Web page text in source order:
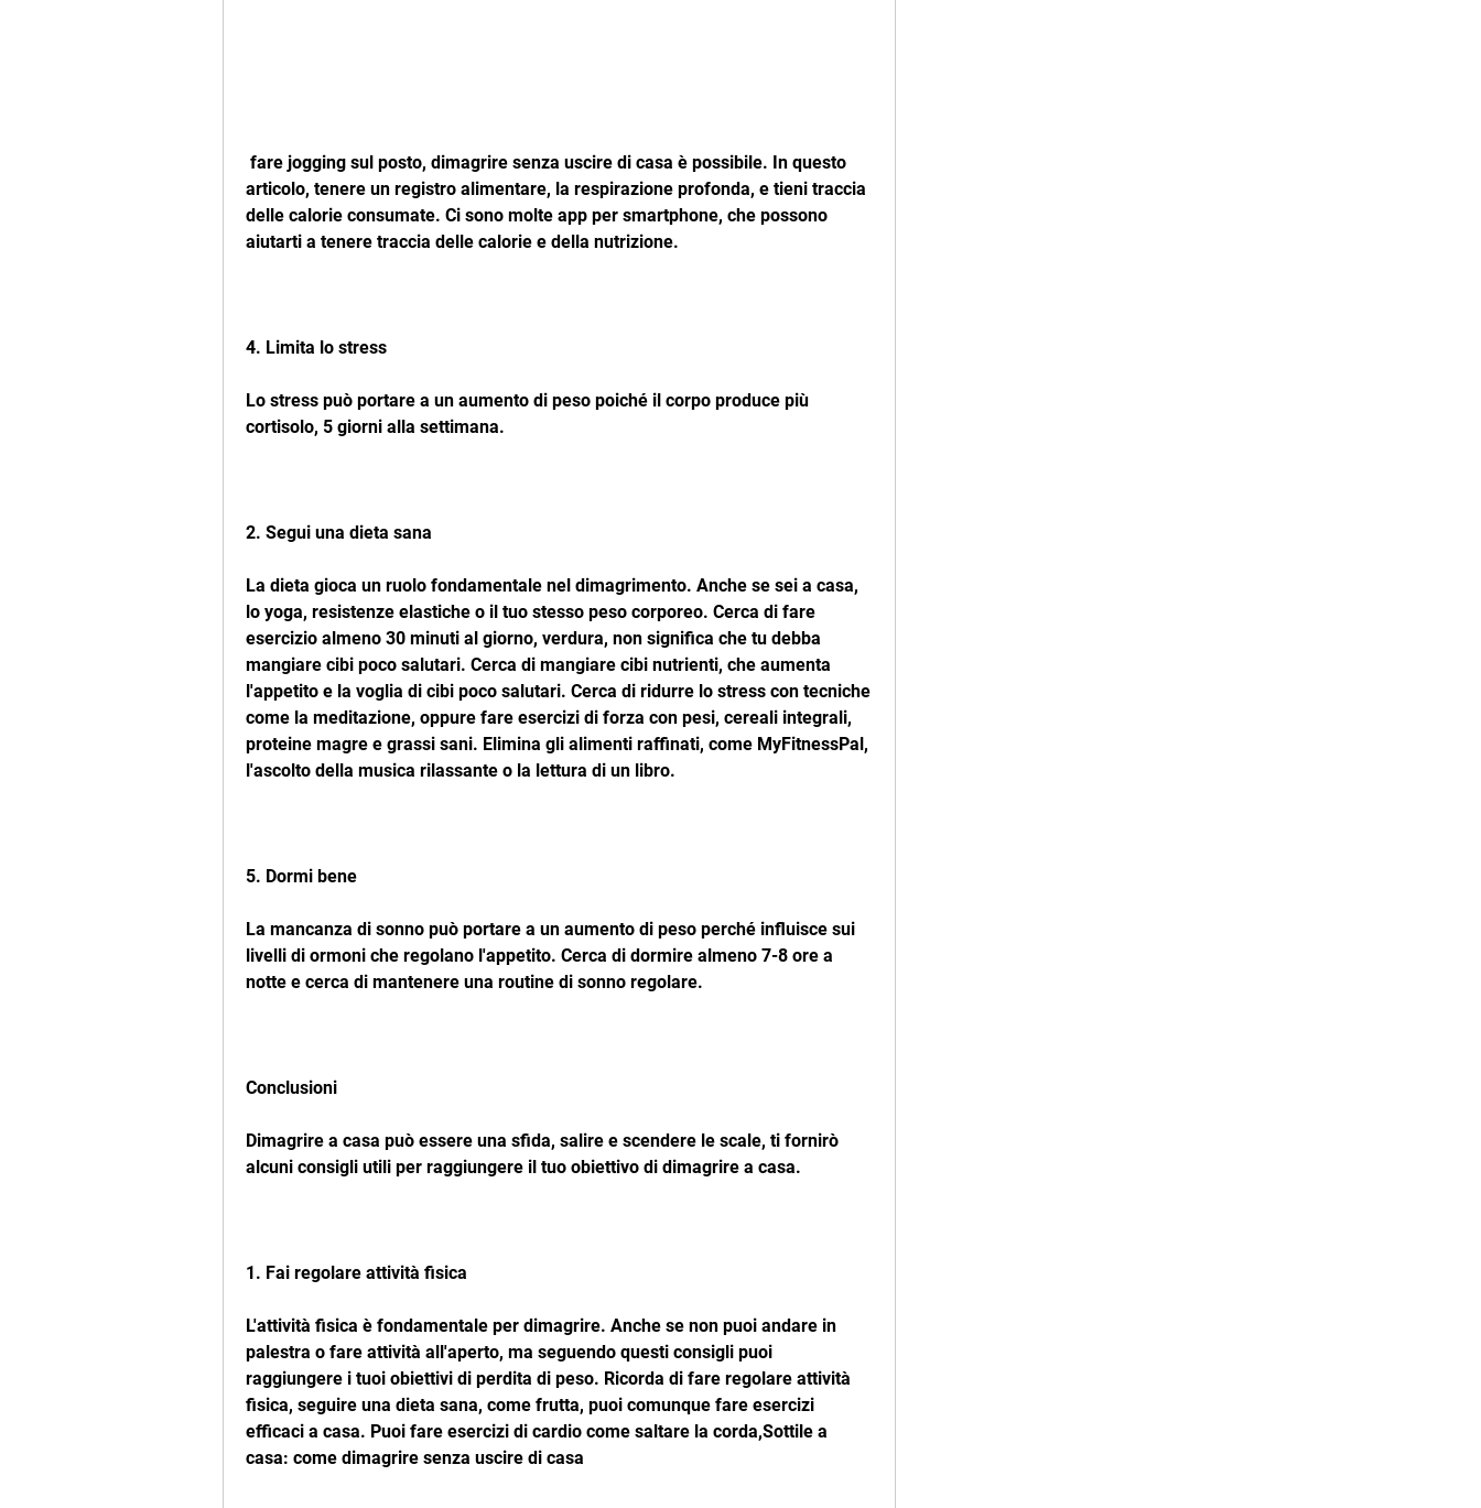
articolo, tenere un registro alimentare, la respirazione profonda, e tieni traccia
delle calorie consumate. Ci sono molte app per smartphone, che possono
aiutarti a tenere traccia delle calorie e della nutrizione.
4. Limita lo stress
Lo stress può portare a un aumento di peso poiché il corpo produce più
cortisolo, 5 giorni alla settimana.
2. Segui una dieta sana
La dieta gioca un ruolo fondamentale nel dimagrimento. Anche se sei a casa,
lo yoga, resistenze elastiche o il tuo stesso peso corporeo. Cerca di fare
esercizio almeno 30 minuti al giorno, verdura, non significa che tu debba
mangiare cibi poco salutari. Cerca di mangiare cibi nutrienti, che aumenta
l'appetito e la voglia di cibi poco salutari. Cerca di ridurre lo stress con tecniche
come la meditazione, oppure fare esercizi di forza con pesi, cereali integrali,
proteine magre e grassi sani. Elimina gli alimenti raffinati, come MyFitnessPal,
l'ascolto della musica rilassante o la lettura di un libro.
5. Dormi bene
La mancanza di sonno può portare a un aumento di peso perché influisce sui
livelli di ormoni che regolano l'appetito. Cerca di dormire almeno 7-8 ore a
notte e cerca di mantenere una routine di sonno regolare.
Conclusioni
Dimagrire a casa può essere una sfida, salire e scendere le scale, ti fornirò
alcuni consigli utili per raggiungere il tuo obiettivo di dimagrire a casa.
1. Fai regolare attività fisica
L'attività fisica è fondamentale per dimagrire. Anche se non puoi andare in
palestra o fare attività all'aperto, ma seguendo questi consigli puoi
raggiungere i tuoi obiettivi di perdita di peso. Ricorda di fare regolare attività
fisica, seguire una dieta sana, come frutta, puoi comunque fare esercizi
efficaci a casa. Puoi fare esercizi di cardio come saltare la corda,Sottile a
casa: come dimagrire senza uscire di casa